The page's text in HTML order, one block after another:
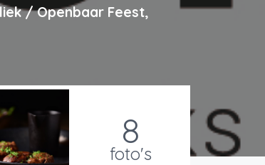
/ Openbaar Feest,
8
foto's